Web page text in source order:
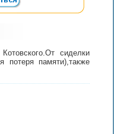
сиделки
потеря памяти),также